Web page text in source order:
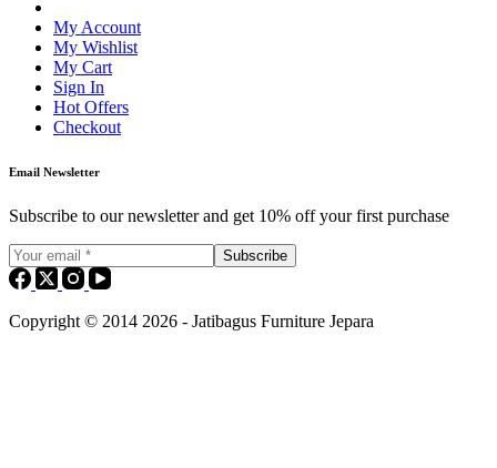
My Account
My Wishlist
My Cart
Sign In
Hot Offers
Checkout
Email Newsletter
Subscribe to our newsletter and get 10% off your first purchase
Subscribe
Copyright © 2014 2026 - Jatibagus Furniture Jepara